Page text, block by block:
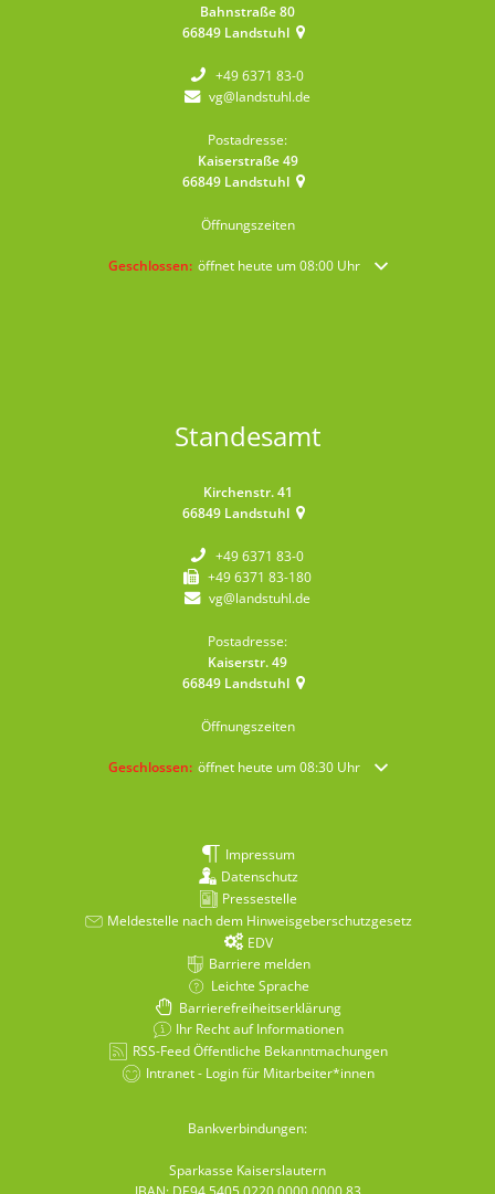
Bahnstraße 80
66849 Landstuhl
+49 6371 83-0
vg@landstuhl.de
Postadresse:
Kaiserstraße 49
66849 Landstuhl
Öffnungszeiten
Klicken, um weitere Öffnungs- oder Schließzeiten
Geschlossen: öffnet heute um 08:00 Uhr
Standesamt
Kirchenstr. 41
66849 Landstuhl
+49 6371 83-0
+49 6371 83-180
vg@landstuhl.de
Postadresse:
Kaiserstr. 49
66849 Landstuhl
Öffnungszeiten
Klicken, um weitere Öffnungs- oder Schließzeiten
Geschlossen: öffnet heute um 08:30 Uhr
Impressum
Datenschutz
Pressestelle
Meldestelle nach dem Hinweisgeberschutzgesetz
EDV
Barriere melden
Leichte Sprache
Barrierefreiheitserklärung
Ihr Recht auf Informationen
RSS-Feed Öffentliche Bekanntmachungen
Intranet - Login für Mitarbeiter*innen
Bankverbindungen:
Sparkasse Kaiserslautern